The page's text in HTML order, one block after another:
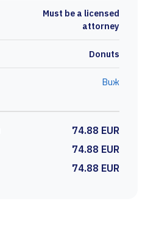
Must be a licensed
attorney
Donuts
Виж
74.88 EUR
74.88 EUR
74.88 EUR